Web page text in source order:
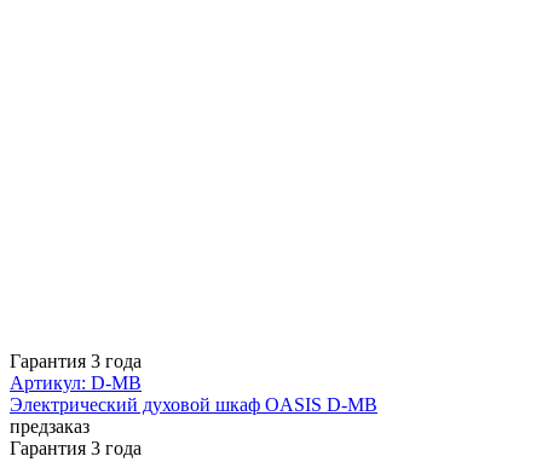
Гарантия 3 года
Артикул: D-MB
Электрический духовой шкаф OASIS D-MB
предзаказ
Гарантия 3 года